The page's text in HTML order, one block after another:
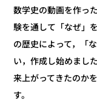
数学史の動画を作っ
験を通して「なぜ」
の歴史によって，「
い，作成し始めまし
来上がってきたのか
す。